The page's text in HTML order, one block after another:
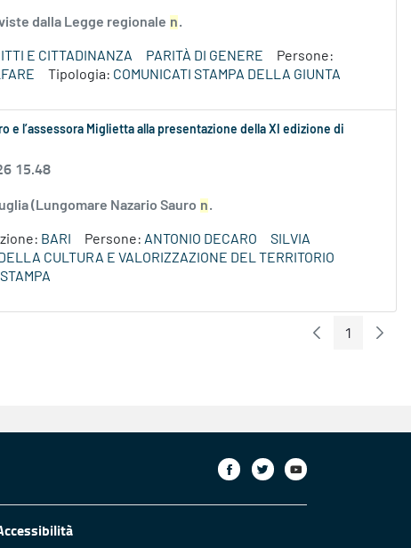
dalla Legge regionale n.
E CITTADINANZA PARITÀ DI GENERE
Persone:
Tipologia: COMUNICATI STAMPA DELLA GIUNTA
e l’assessora Miglietta alla presentazione della XI edizione di
15.48
(Lungomare Nazario Sauro n.
BARI Persone: ANTONIO DECARO
SILVIA
CULTURA E VALORIZZAZIONE DEL TERRITORIO
PaginaPagina
1